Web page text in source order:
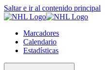
Saltar e ir al contenido principal
Marcadores
Calendario
Estadísticas